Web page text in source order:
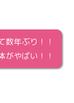
数年ぶり！！
がやばい！！